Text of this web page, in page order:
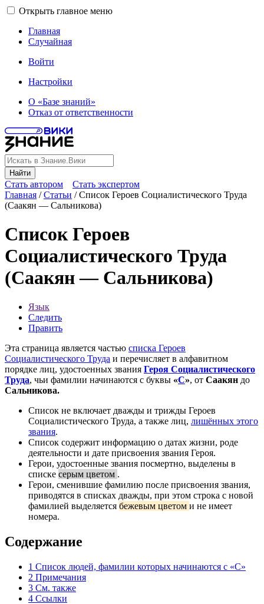
Открыть главное меню
Главная
Случайная
Войти
Настройки
О «Базе знаний»
Отказ от ответственности
Найти
Стать автором
Стать экспертом
Главная /Статьи /Список Героев Социалистического Труда
(Саакян — Сальникова)
Список Героев
Социалистического Труда
(Саакян — Сальникова)
Язык
Следить
Править
Эта страница является частью списка Героев
Социалистического Труда и перечисляет в алфавитном
порядке лиц, удостоенных звания Героя Социалистического
Труда, чьи фамилии начинаются с буквы «С», от Саакян до
Сальникова.
Список не включает дважды и трижды Героев
Социалистического Труда, а также лиц, лишённых этого
звания.
Список содержит информацию о датах жизни, роде
деятельности и дате присвоения звания Героя.
Герои, удостоенные звания посмертно, выделены в
списке серым цветом .
Герои, сменившие фамилию после присвоения звания,
приводятся в списках дважды, при этом строка с новой
фамилией выделяется бежевым цветом и не имеет
номера.
Содержание
1 Список людей, фамилии которых начинаются с «С»
2 Примечания
3 См. также
4 Ссылки